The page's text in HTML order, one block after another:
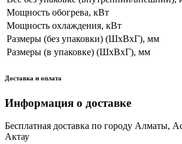
Мощность обогрева, кВт
Мощность охлаждения, кВт
Размеры (без упаковки) (ШхВхГ), мм
Размеры (в упаковке) (ШхВхГ), мм
Доставка и оплата
Информация о доставке
Бесплатная доставка по городу Алматы,
Актау